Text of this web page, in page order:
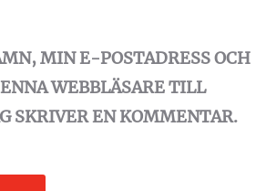
MIN E-POSTADRESS OCH
WEBBLÄSARE TILL
SKRIVER EN KOMMENTAR.